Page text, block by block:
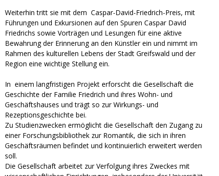
Weiterhin tritt sie mit dem Caspar-David-Friedrich-Preis, mit
Führungen und Exkursionen auf den Spuren Caspar David
Friedrichs sowie Vorträgen und Lesungen für eine aktive
Bewahrung der Erinnerung an den Künstler ein und nimmt im
Rahmen des kulturellen Lebens der Stadt Greifswald und der
Region eine wichtige Stellung ein.
In einem langfristigen Projekt erforscht die Gesellschaft die
Geschichte der Familie Friedrich und ihres Wohn- und
Geschäftshauses und trägt so zur Wirkungs- und
Rezeptionsgeschichte bei.
Zu Studienzwecken ermöglicht die Gesellschaft den Zugang zu
einer Forschungsbibliothek zur Romantik, die sich in ihren
Geschäftsräumen befindet und kontinuierlich erweitert werden
soll.
Die Gesellschaft arbeitet zur Verfolgung ihres Zweckes mit